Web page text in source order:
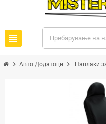
view_headline
chevron_right Авто Додатоци chevron_right Навлаки